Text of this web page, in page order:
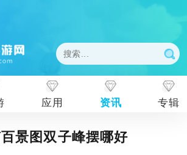
应用 资讯 专辑
景图双子峰摆哪好